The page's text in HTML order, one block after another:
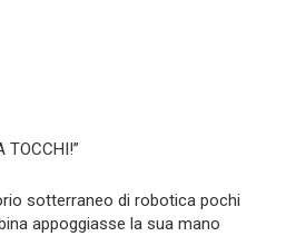
TOCCHI!”
sotterraneo di robotica pochi
appoggiasse la sua mano